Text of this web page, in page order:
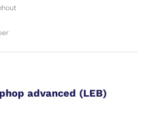
advanced (LEB)